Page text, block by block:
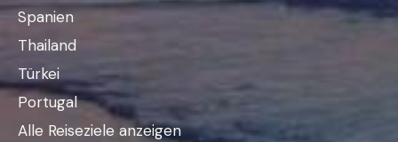
Spanien
Thailand
Türkei
Portugal
Alle Reiseziele anzeigen